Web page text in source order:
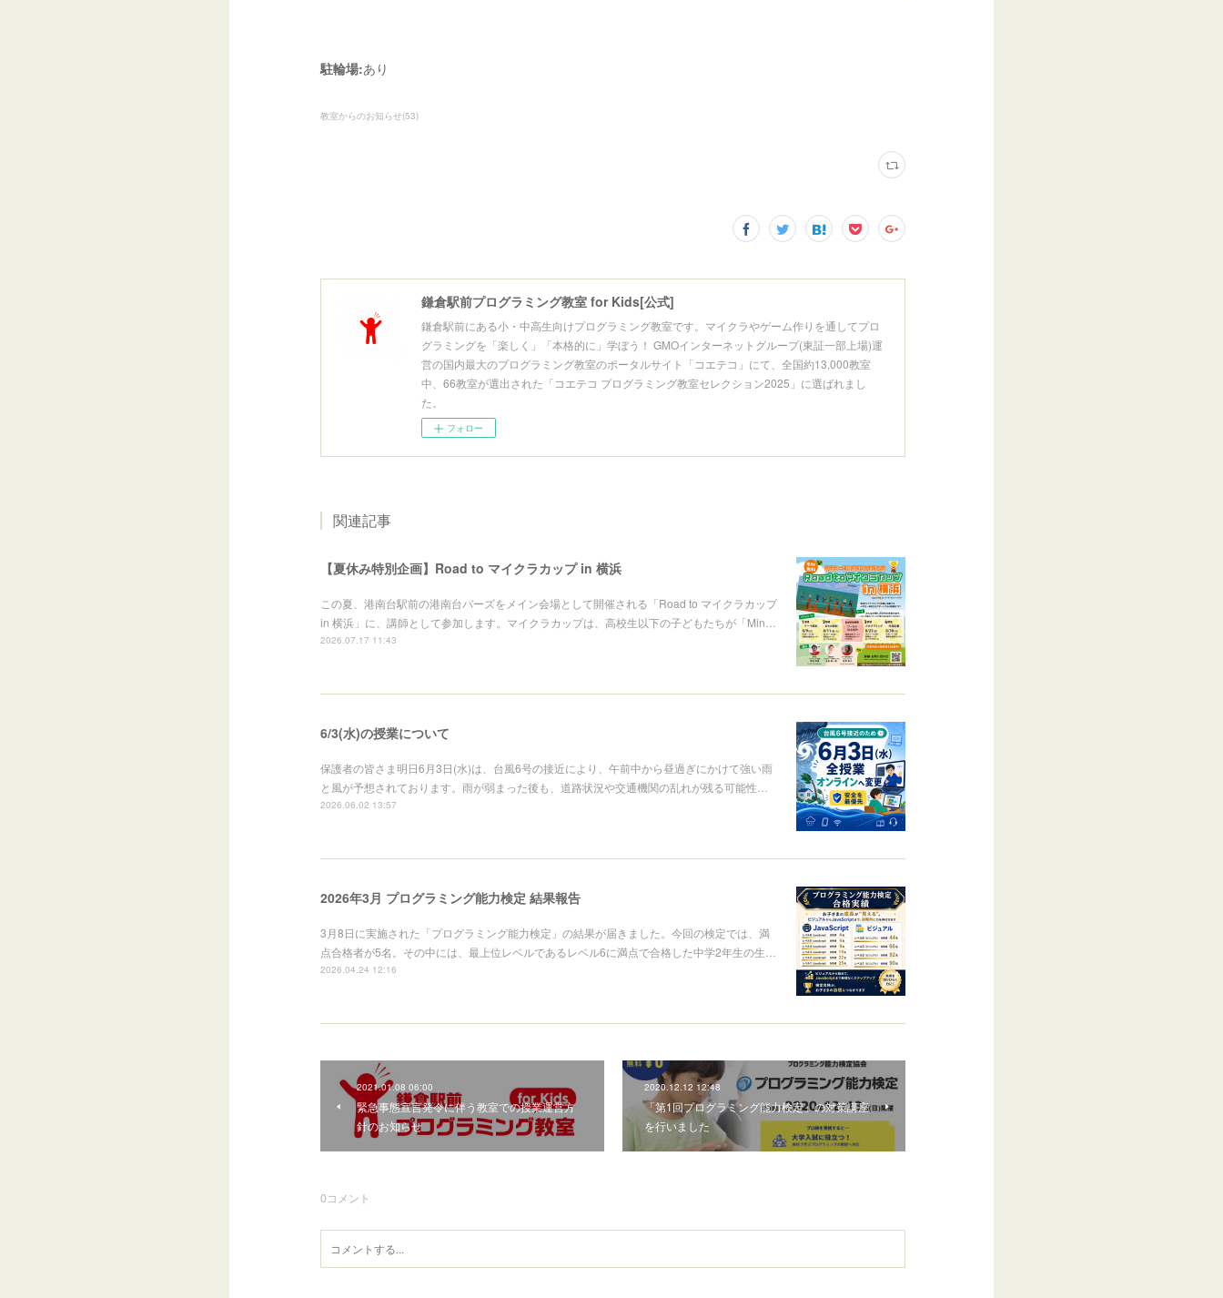
駐輪場:あり
教室からのお知らせ(53)
鎌倉駅前プログラミング教室 for Kids[公式]
鎌倉駅前にある小・中高生向けプログラミング教室です。マイクラやゲーム作りを通してプロ
グラミングを「楽しく」「本格的に」学ぼう！ GMOインターネットグループ(東証一部上場)運
営の国内最大のプログラミング教室のポータルサイト「コエテコ」にて、全国約13,000教室
中、66教室が選出された「コエテコ プログラミング教室セレクション2025」に選ばれまし
た。
フォロー
関連記事
【夏休み特別企画】Road to マイクラカップ in 横浜
この夏、港南台駅前の港南台バーズをメイン会場として開催される「Road to マイクラカップ
in 横浜」に、講師として参加します。マイクラカップは、高校生以下の子どもたちが「Min…
2026.07.17 11:43
6/3(水)の授業について
保護者の皆さま明日6月3日(水)は、台風6号の接近により、午前中から昼過ぎにかけて強い雨
と風が予想されております。雨が弱まった後も、道路状況や交通機関の乱れが残る可能性…
2026.06.02 13:57
2026年3月 プログラミング能力検定 結果報告
3月8日に実施された「プログラミング能力検定」の結果が届きました。​今回の検定では、満
点合格者が5名。その中には、最上位レベルであるレベル6に満点で合格した中学2年生の生…
2026.04.24 12:16
2021.01.08 06:00
緊急事態宣言発令に伴う教室での授業運営方
針のお知らせ
2020.12.12 12:48
「第1回プログラミング能力検定」の対策講座
を行いました
0コメント